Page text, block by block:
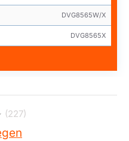
DVG8565W/X
DVG8565X
(227)